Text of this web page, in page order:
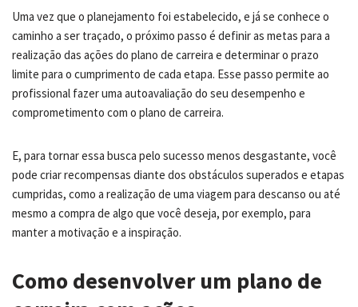
Uma vez que o planejamento foi estabelecido, e já se conhece o
caminho a ser traçado, o próximo passo é definir as metas para a
realização das ações do plano de carreira e determinar o prazo
limite para o cumprimento de cada etapa. Esse passo permite ao
profissional fazer uma autoavaliação do seu desempenho e
comprometimento com o plano de carreira.
E, para tornar essa busca pelo sucesso menos desgastante, você
pode criar recompensas diante dos obstáculos superados e etapas
cumpridas, como a realização de uma viagem para descanso ou até
mesmo a compra de algo que você deseja, por exemplo, para
manter a motivação e a inspiração.
Como desenvolver um plano de